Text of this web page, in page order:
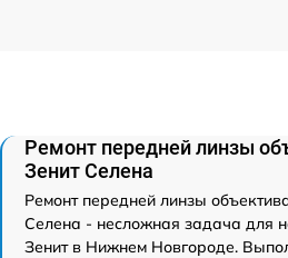
Ремонт передней линзы
Зенит Селена
Ремонт передней линзы
Селена - несложная задача для
Зенит в Нижнем Новгороде.